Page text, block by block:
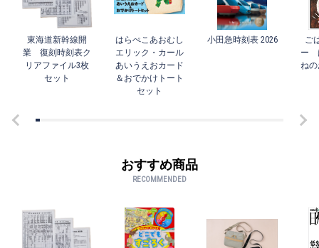
東海道新幹線開
業 復刻時刻表ク
リアファイル3枚
セット
はらぺこあおむし
エリック・カール
あいうえおカード
＆おでかけトート
セット
小田急時刻表 2026
ご
ー
ね
おすすめ商品
RECOMMENDED